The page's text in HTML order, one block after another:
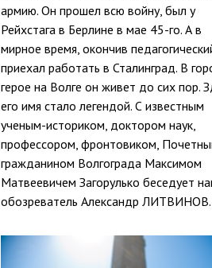
армию. Он прошел всю войну, был у
Рейхстага в Берлине в мае 45-го. А в
мирное время, окончив
приехал работать в Сталинград. В
герое на Волге он живет до сих пор.
его имя стало легендой. С известным
ученым-историком, доктором наук,
профессором, фронтовиком,
гражданином Волгограда Максимом
Матвеевичем Загорулько беседует
обозреватель Александр ЛИТВИНОВ.